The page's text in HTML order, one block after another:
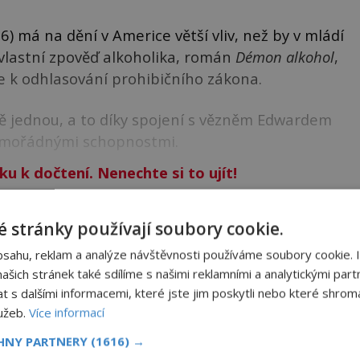
má na dění v Americe větší vliv, než by v mládí
zpověď alkoholika, román Démon alkohol,
k odhlasování prohibičního zákona.
a to díky spojení s vězněm Edwardem
schopnostmi.
k dočtení. Nenechte si to ujít!
PREMIUM?
našímPremiumčtenářem a odemknětesi tento
itisícedalších
od nás obdržíte i celou řadu
stránky používají soubory cookie.
reklam a analýze návštěvnosti používáme soubory cookie.
stránek také sdílíme s našimi reklamními a analytickými
s dalšími informacemi, které jste jim poskytli nebo které
Více informací
PARTNERY (1616) →